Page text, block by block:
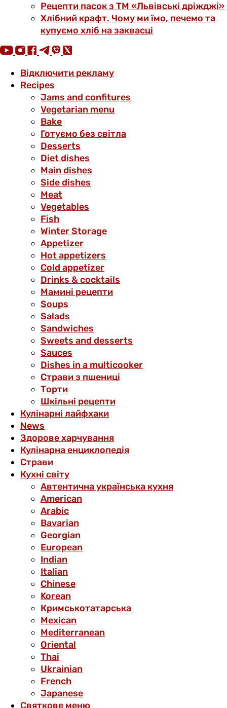
Рецепти пасок з ТМ «Львівські дріжджі»
Хлібний крафт. Чому ми їмо, печемо та
купуємо хліб на заквасці
Відключити рекламу
Recipes
Jams and confitures
Vegetarian menu
Bake
Готуємо без світла
Desserts
Diet dishes
Main dishes
Side dishes
Meat
Vegetables
Fish
Winter Storage
Аppetizer
Hot appetizers
Cold appetizer
Drinks & cocktails
Мамині рецепти
Soups
Salads
Sandwiches
Sweets and desserts
Sauces
Dishes in a multicooker
Страви з пшениці
Торти
Шкільні рецепти
Кулінарні лайфхаки
News
Здорове харчування
Кулінарна енциклопедія
Страви
Кухні світу
Автентична українська кухня
American
Arabic
Bavarian
Georgian
European
Indian
Italian
Chinese
Korean
Кримськотатарська
Mexican
Mediterranean
Oriental
Thai
Ukrainian
French
Japanese
Святкове меню